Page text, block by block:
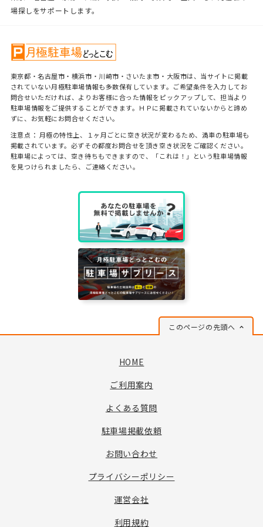
場探しをサポートします。
東京都・名古屋市・横浜市・川崎市・さいたま市・大阪市は、当サイトに掲載
されていない月極駐車場情報も多数保有しています。ご希望条件を入力してお
問合せいただければ、よりお客様に合った情報をピックアップして、担当より
駐車場情報をご提供することができます。ＨＰに掲載されていないからと諦め
ずに、お気軽にお問合せください。
注意点： 月極の特性上、１ヶ月ごとに空き状況が変わるため、満車の駐車場も
掲載されています。必ずその都度お問合せを頂き空き状況をご確認ください。
駐車場によっては、空き待ちもできますので、「これは！」という駐車場情報
を見つけられましたら、ご連絡ください。
このページの先頭へ
HOME
ご利用案内
よくある質問
駐車場掲載依頼
お問い合わせ
プライバシーポリシー
運営会社
利用規約